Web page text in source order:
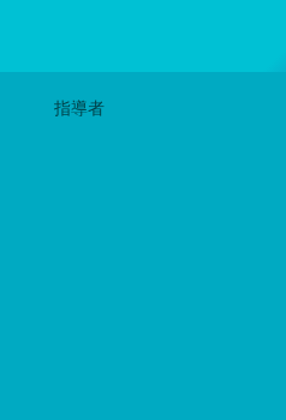
指導者